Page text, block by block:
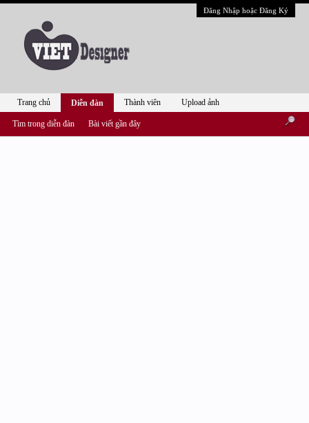
Đăng Nhập hoặc Đăng Ký
Trang chủ Diễn đàn
Tìm trong diễn đàn Bài viết gần đây
Thành viên Upload ảnh